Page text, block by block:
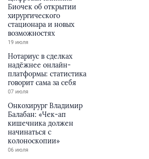
Биочек об открытии
хирургического
стационара и новых
возможностях
19 июля
Нотариус в сделках
надёжнее онлайн-
платформы: статистика
говорит сама за себя
07 июля
Онкохирург Владимир
Балабан: «Чек-ап
кишечника должен
начинаться с
колоноскопии»
06 июля